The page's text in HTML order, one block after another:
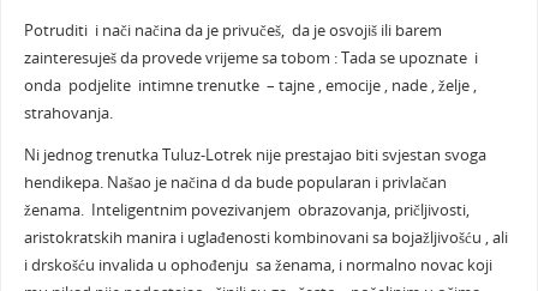
Potruditi i nači načina da je privučeš, da je osvojiš ili barem
zainteresuješ da provede vrijeme sa tobom : Tada se upoznate i
onda podjelite intimne trenutke – tajne , emocije , nade , želje ,
strahovanja.
Ni jednog trenutka Tuluz-Lotrek nije prestajao biti svjestan svoga
hendikepa. Našao je načina d da bude popularan i privlačan
ženama. Inteligentnim povezivanjem obrazovanja, pričljivosti,
aristokratskih manira i uglađenosti kombinovani sa bojažljivošću , ali
i drskošću invalida u ophođenju sa ženama, i normalno novac koji